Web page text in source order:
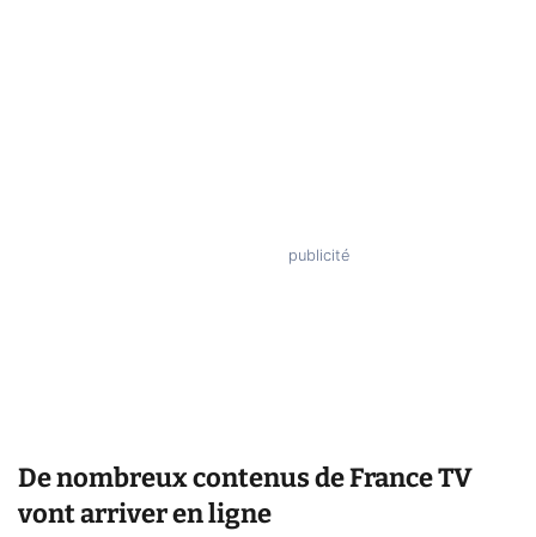
De nombreux contenus de France TV
vont arriver en ligne